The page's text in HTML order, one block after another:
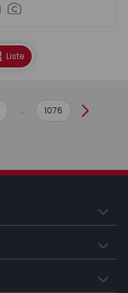
Liste
... 1076 Suivant